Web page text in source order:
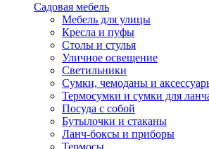
Садовая мебель
Мебель для улицы
Кресла и пуфы
Столы и стулья
Уличное освещение
Светильники
Сумки, чемоданы и
Термосумки и сумки для
Посуда с собой
Бутылочки и стаканы
Ланч-боксы и приборы
Термосы